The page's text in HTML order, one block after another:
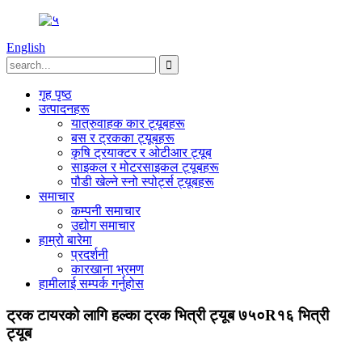
English
गृह पृष्ठ
उत्पादनहरू
यात्रुवाहक कार ट्यूबहरू
बस र ट्रकका ट्यूबहरू
कृषि ट्रयाक्टर र ओटीआर ट्यूब
साइकल र मोटरसाइकल ट्यूबहरू
पौडी खेल्ने स्नो स्पोर्ट्स ट्यूबहरू
समाचार
कम्पनी समाचार
उद्योग समाचार
हाम्रो बारेमा
प्रदर्शनी
कारखाना भ्रमण
हामीलाई सम्पर्क गर्नुहोस
ट्रक टायरको लागि हल्का ट्रक भित्री ट्यूब ७५०R१६ भित्री
ट्यूब